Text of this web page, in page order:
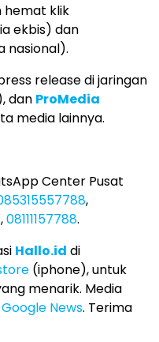
hemat klik
ekbis) dan
nasional).
release di jaringan
dan ProMedia
media lainnya.
Center Pusat
,
,08111157788.
Hallo.id di
(iphone), untuk
menarik. Media
Google News. Terima